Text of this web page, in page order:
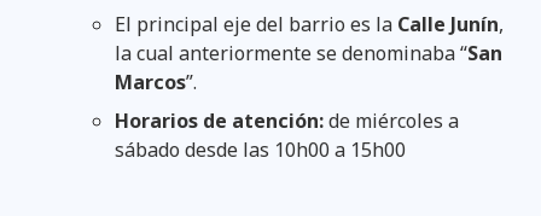
El principal eje del barrio es la Calle Junín,
la cual anteriormente se denominaba “San
Marcos”.
Horarios de atención:de miércoles a
sábado desde las 10h00 a 15h00